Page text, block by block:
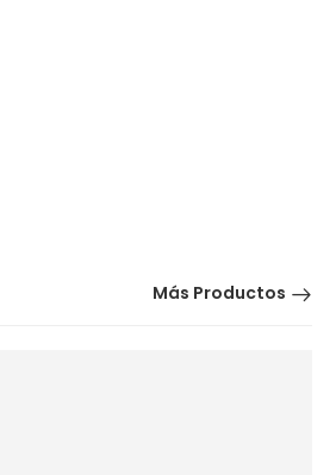
Más Productos